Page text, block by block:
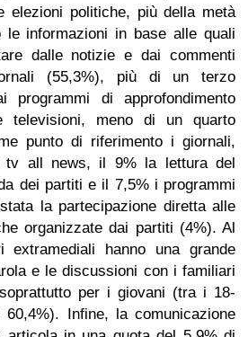
elezioni politiche, più della metà
informazioni in base alle quali
dalle notizie e dai commenti
(55,3%), più di un terzo
programmi di approfondimento
televisioni, meno di un quarto
punto di riferimento i giornali,
tv all news, il 9% la lettura del
dei partiti e il 7,5% i programmi
la partecipazione diretta alle
organizzate dai partiti (4%). Al
hanno una grande
e le discussioni con i familiari
per i giovani (tra i 18-
Infine, la comunicazione